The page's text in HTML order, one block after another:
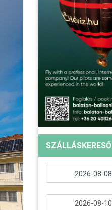
SZÁLLÁSKERESŐ